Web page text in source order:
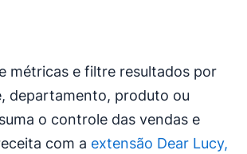
métricas e filtre resultados por
departamento, produto ou
o controle das vendas e
com a extensão Dear Lucy,